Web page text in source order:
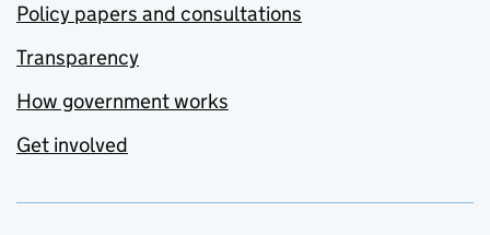
Policy papers and consultations
Transparency
How government works
Get involved